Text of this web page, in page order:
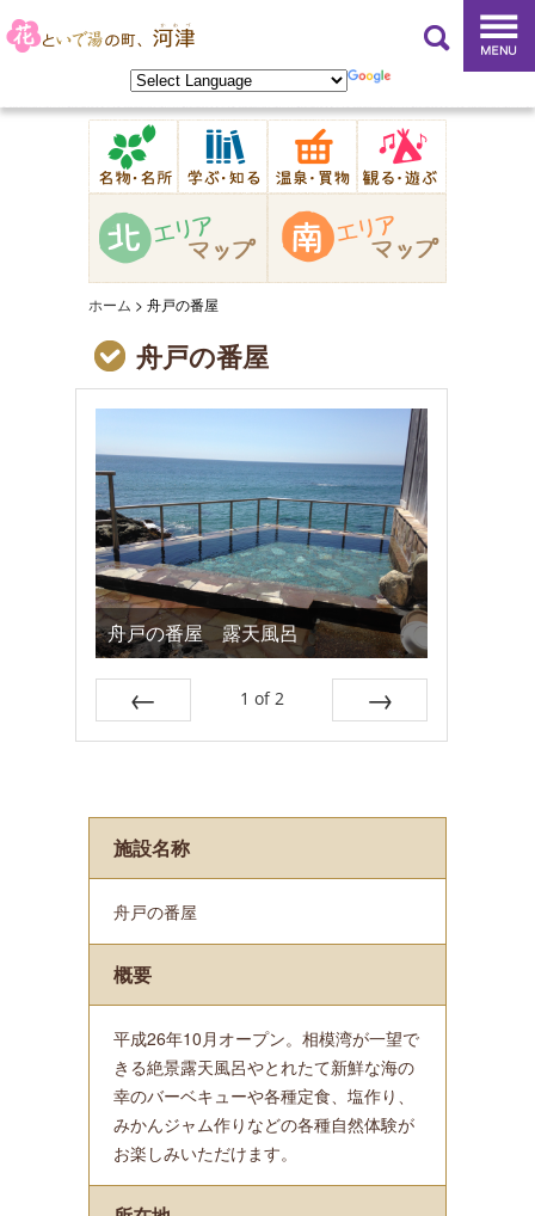
ホーム > 舟戸の番屋
舟戸の番屋
舟戸の番屋 露天風呂
Prev
1 of 2
Next
施設名称
舟戸の番屋
概要
平成26年10月オープン。相模湾が一望で
きる絶景露天風呂やとれたて新鮮な海の
幸のバーベキューや各種定食、塩作り、
みかんジャム作りなどの各種自然体験が
お楽しみいただけます。